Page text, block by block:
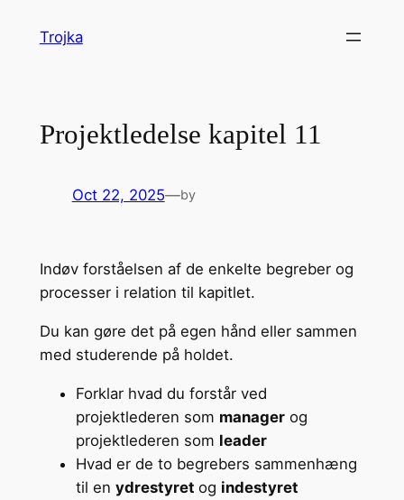
Trojka
Projektledelse kapitel 11
Oct 22, 2025—by
Indøv forståelsen af de enkelte begreber og
processer i relation til kapitlet.
Du kan gøre det på egen hånd eller sammen
med studerende på holdet.
Forklar hvad du forstår ved
projektlederen som managerog
projektlederen som leader
Hvad er de to begrebers sammenhæng
til en ydrestyret og indestyret